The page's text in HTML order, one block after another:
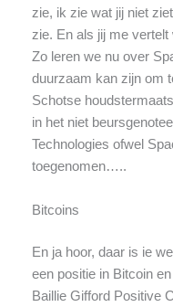
zie, ik zie wat jij niet
zie. En als jij me
Zo leren we nu over
duurzaam kan zijn om
Schotse
in het niet
Technologies ofwel
toegenomen…..
Bitcoins
En ja hoor, daar is ie
een positie in Bitcoin
Baillie Gifford Positive